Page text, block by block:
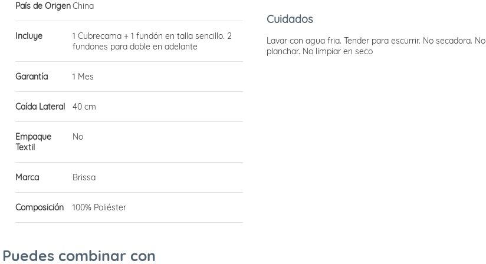
País de OrigenChina
Incluye
1 Cubrecama + 1 fundón en talla sencillo. 2
fundones para doble en adelante
Garantía 1 Mes
Caída Lateral 40 cm
Empaque
Textil
No
Marca Brissa
Composición 100% Poliéster
Cuidados
Lavar con agua fria. Tender para escurrir. No secadora. No
planchar. No limpiar en seco
Puedes combinar con